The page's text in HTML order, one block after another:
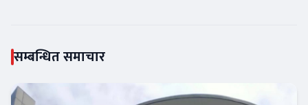
सम्बन्धित समाचार